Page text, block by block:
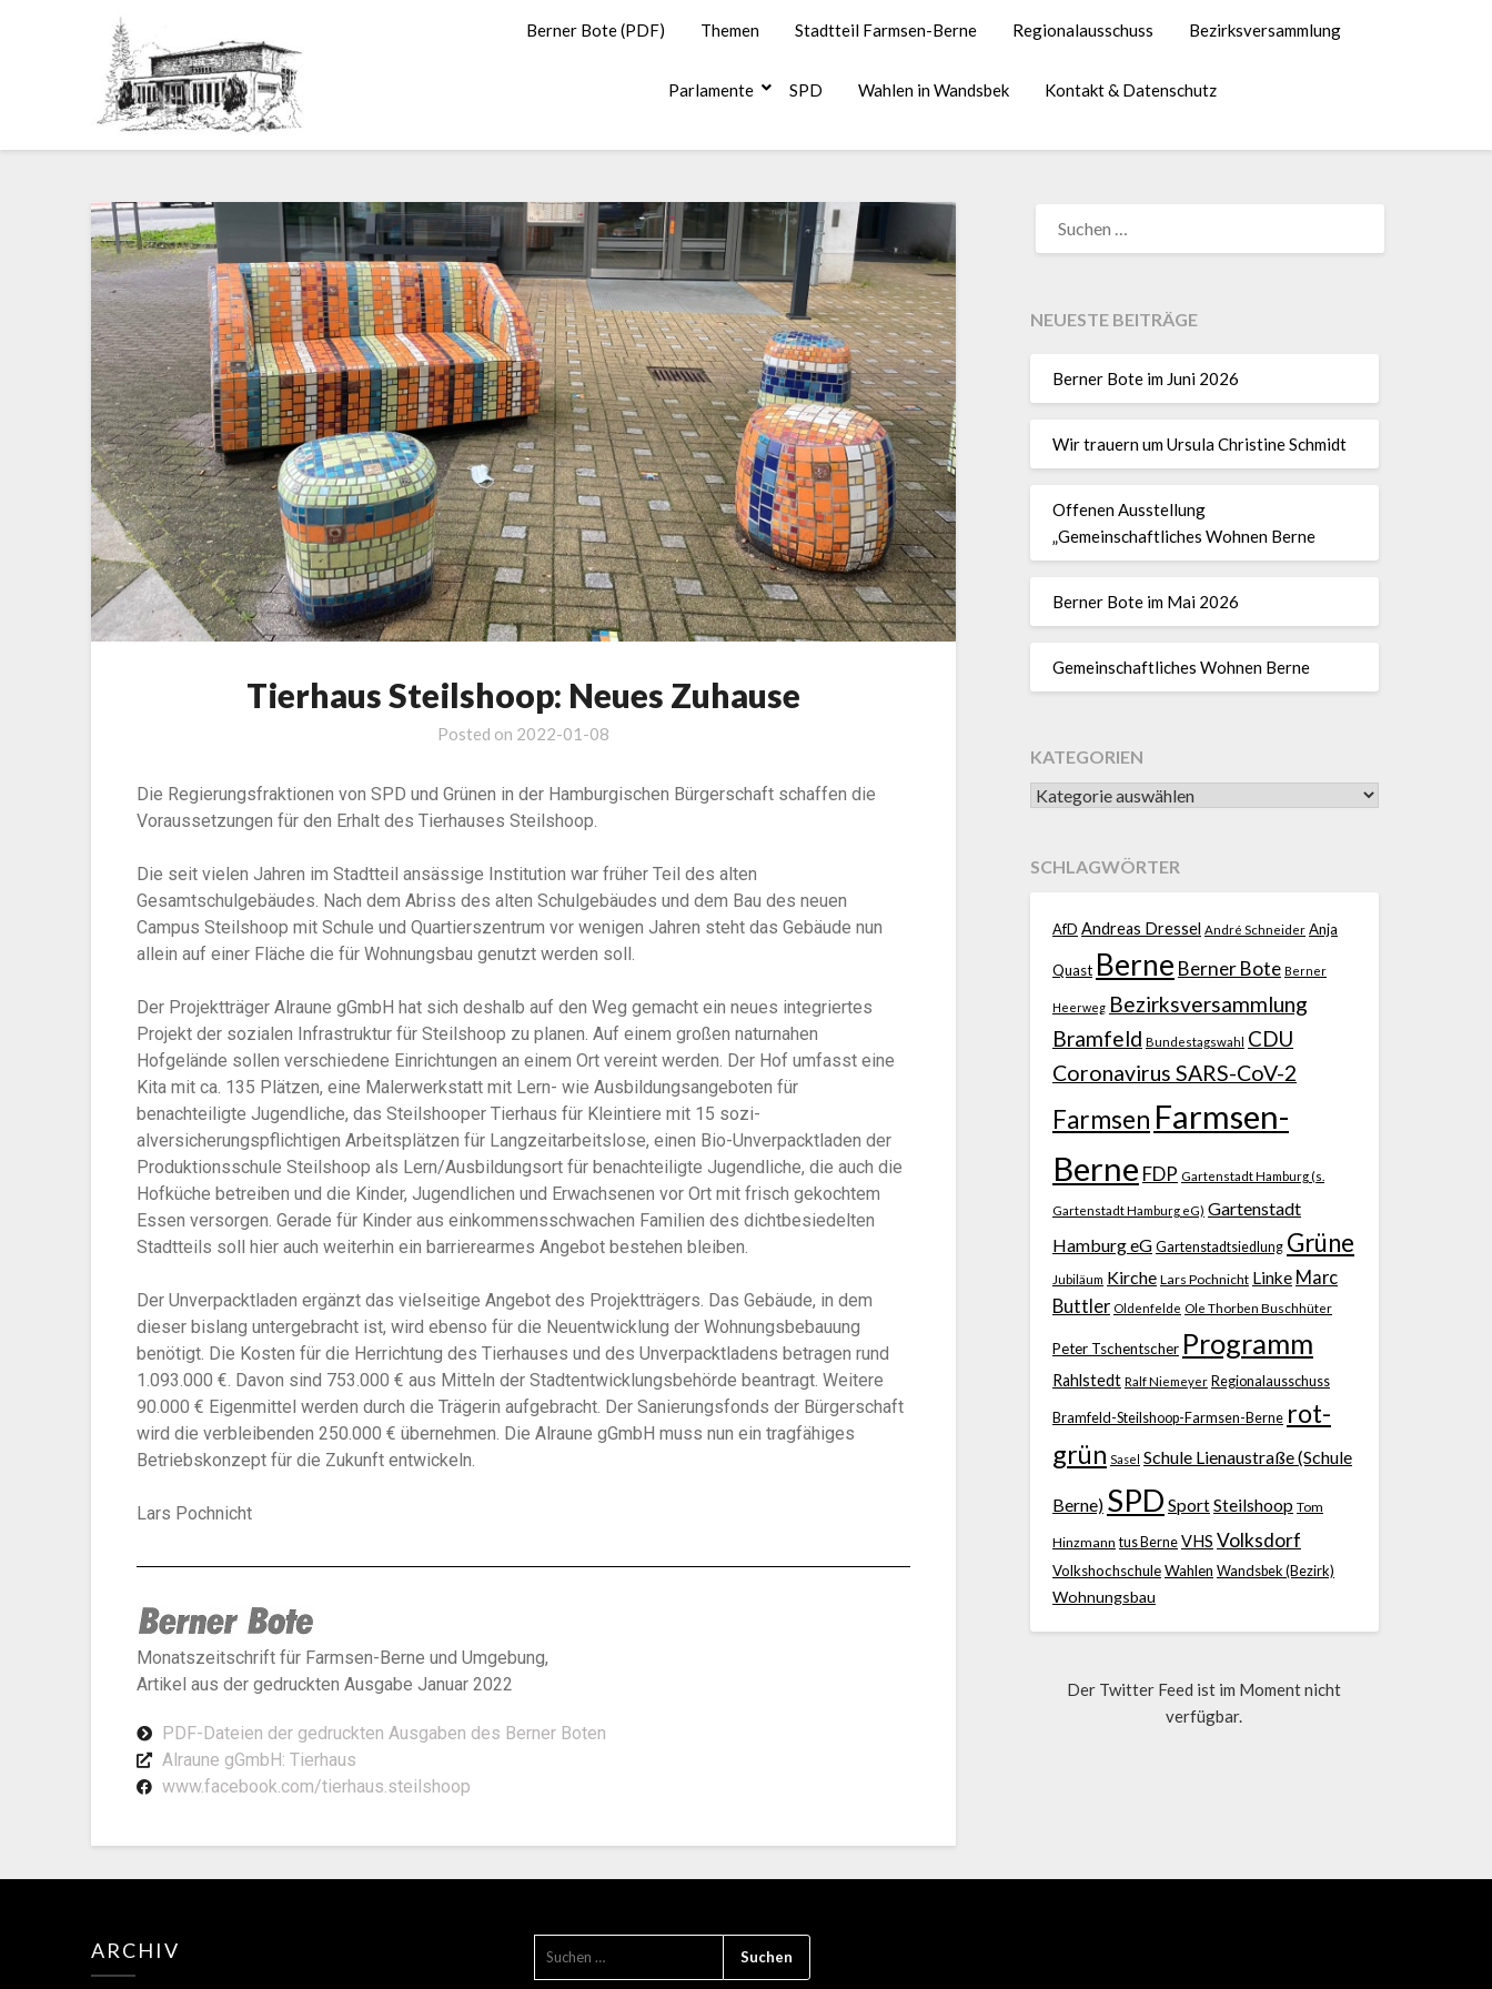
Berner Bote (PDF) Themen Stadtteil Farmsen-Berne Regionalausschuss Bezirksversammlung
Parlamente SPD Wahlen in Wandsbek Kontakt & Datenschutz
Tierhaus Steilshoop: Neues Zuhause
Posted on 2022-01-08
Die Regierungsfraktionen von SPD und Grünen in der Hamburgischen Bürgerschaft schaffen die
Voraussetzungen für den Erhalt des Tierhauses Steilshoop.
Die seit vielen Jahren im Stadtteil ansässige Institution war früher Teil des alten
Gesamtschulgebäudes. Nach dem Abriss des alten Schulgebäudes und dem Bau des neuen
Campus Steilshoop mit Schule und Quartierszentrum vor wenigen Jahren steht das Gebäude nun
allein auf einer Fläche die für Wohnungsbau genutzt werden soll.
Der Projektträger Alraune gGmbH hat sich deshalb auf den Weg gemacht ein neues integriertes
Projekt der sozialen Infrastruktur für Steilshoop zu planen. Auf einem großen naturnahen
Hofgelände sollen verschiedene Einrichtungen an einem Ort vereint werden. Der Hof umfasst eine
Kita mit ca. 135 Plätzen, eine Malerwerkstatt mit Lern- wie Ausbildungsangeboten für
benachteiligte Jugendliche, das Steilshooper Tierhaus für Kleintiere mit 15 sozi-
alversicherungspflichtigen Arbeitsplätzen für Langzeitarbeitslose, einen Bio-Unverpacktladen der
Produktionsschule Steilshoop als Lern/Ausbildungsort für benachteiligte Jugendliche, die auch die
Hofküche betreiben und die Kinder, Jugendlichen und Erwachsenen vor Ort mit frisch gekochtem
Essen versorgen. Gerade für Kinder aus einkommensschwachen Familien des dichtbesiedelten
Stadtteils soll hier auch weiterhin ein barrierearmes Angebot bestehen bleiben.
Der Unverpacktladen ergänzt das vielseitige Angebot des Projektträgers. Das Gebäude, in dem
dieser bislang untergebracht ist, wird ebenso für die Neuentwicklung der Wohnungsbebauung
benötigt. Die Kosten für die Herrichtung des Tierhauses und des Unverpacktladens betragen rund
1.093.000 €. Davon sind 753.000 € aus Mitteln der Stadtentwicklungsbehörde beantragt. Weitere
90.000 € Eigenmittel werden durch die Trägerin aufgebracht. Der Sanierungsfonds der Bürgerschaft
wird die verbleibenden 250.000 € übernehmen. Die Alraune gGmbH muss nun ein tragfähiges
Betriebskonzept für die Zukunft entwickeln.
Lars Pochnicht
Monatszeitschrift für Farmsen-Berne und Umgebung,
Artikel aus der gedruckten Ausgabe Januar 2022
PDF-Dateien der gedruckten Ausgaben des Berner Boten
Alraune gGmbH: Tierhaus
www.facebook.com/tierhaus.steilshoop
NEUESTE BEITRÄGE
Berner Bote im Juni 2026
Wir trauern um Ursula Christine Schmidt
Offenen Ausstellung
„Gemeinschaftliches Wohnen Berne
Berner Bote im Mai 2026
Gemeinschaftliches Wohnen Berne
KATEGORIEN
SCHLAGWÖRTER
AfD Andreas Dressel André Schneider Anja
Quast Berne Berner Bote Berner
Heerweg Bezirksversammlung
Bramfeld Bundestagswahl CDU
Coronavirus SARS-CoV-2
Farmsen Farmsen-
Berne FDP Gartenstadt Hamburg (s.
Gartenstadt Hamburg eG) Gartenstadt
Hamburg eG Gartenstadtsiedlung Grüne
Jubiläum Kirche Lars Pochnicht Linke Marc
Buttler Oldenfelde Ole Thorben Buschhüter
Peter Tschentscher Programm
Rahlstedt Ralf Niemeyer Regionalausschuss
Bramfeld-Steilshoop-Farmsen-Berne rot-
grün Sasel Schule Lienaustraße (Schule
Berne) SPD SportSteilshoop Tom
Hinzmann tus Berne VHS Volksdorf
VolkshochschuleWahlen Wandsbek (Bezirk)
Wohnungsbau
Der Twitter Feed ist im Moment nicht
verfügbar.
ARCHIV